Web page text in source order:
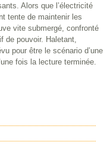
Alors que l’électricité
tente de maintenir les
vite submergé, confronté
de pouvoir. Haletant,
pour être le scénario d’une
fois la lecture terminée.